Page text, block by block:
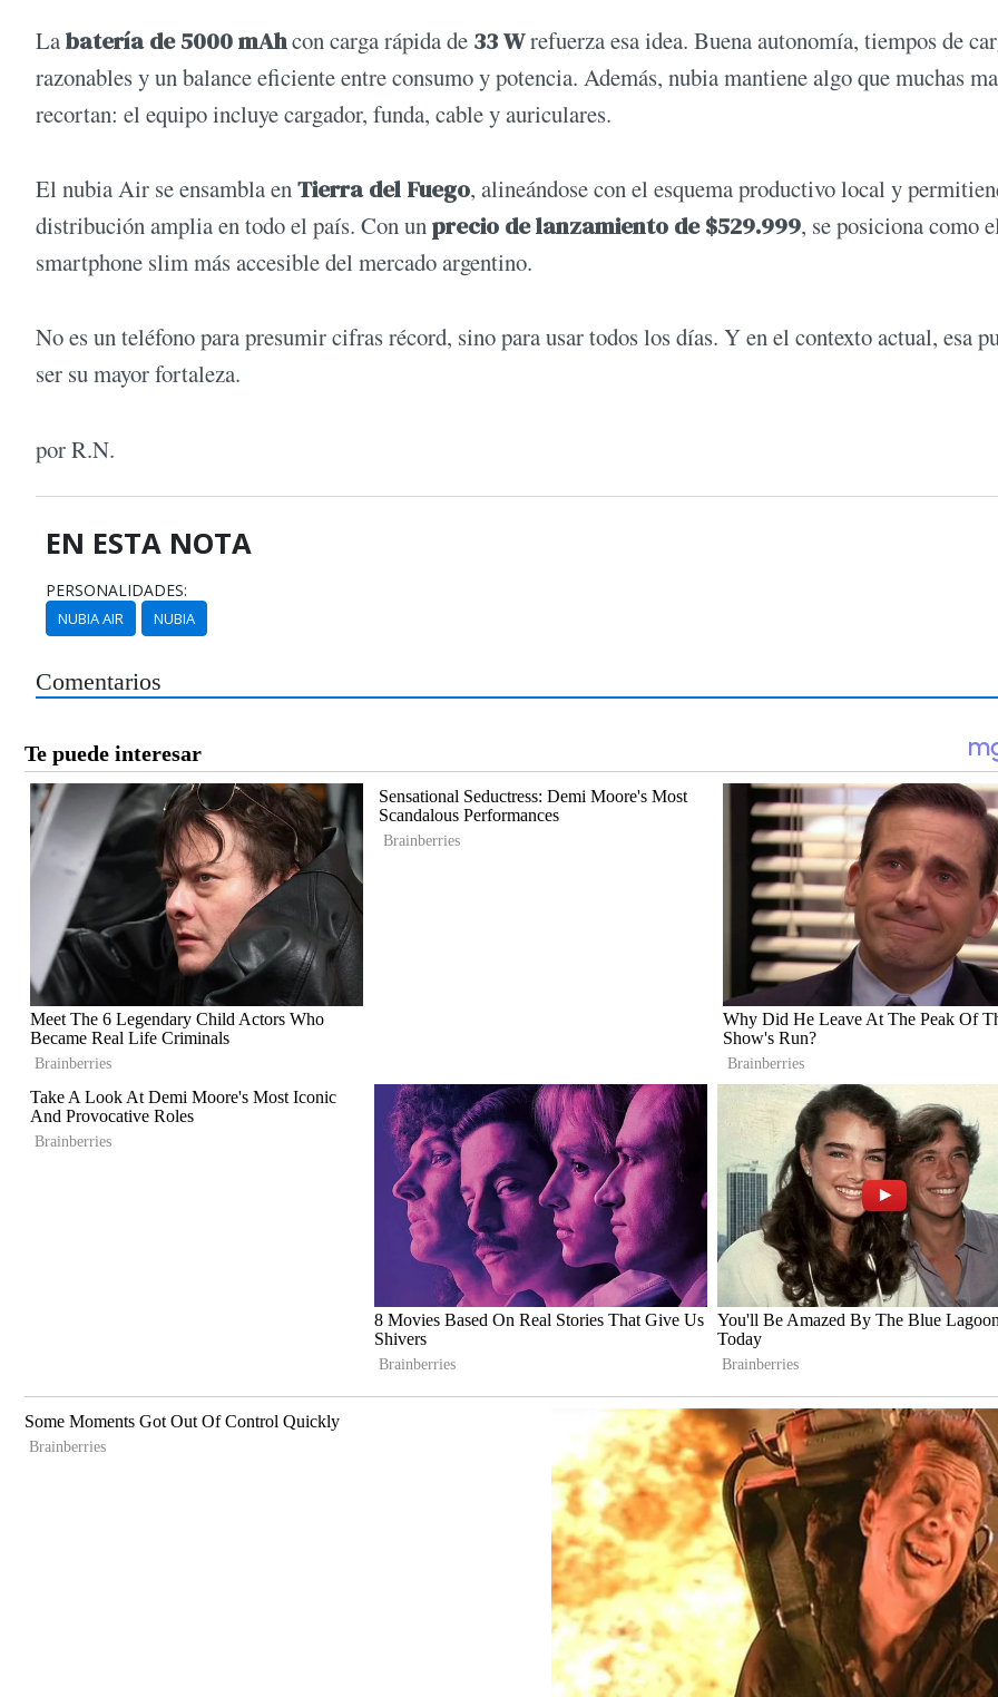
Labatería de 5000 mAhcon carga rápida de 33 Wrefuerza esa idea. Buena autonomía, tiempos de
razonables y un balance eficiente entre consumo y potencia. Además, nubia mantiene algo que muchas
recortan: el equipo incluye cargador, funda, cable y auriculares.
El nubia Air se ensambla enTierra del Fuego, alineándose con el esquema productivo local y
distribución amplia en todo el país. Con unprecio de lanzamiento de $529.999, se posiciona como
smartphone slim más accesible del mercado argentino.
No es un teléfono para presumir cifras récord, sino para usar todos los días. Y en el contexto actual, esa
ser su mayor fortaleza.
por R.N.
EN ESTA NOTA
PERSONALIDADES:
NUBIA AIR NUBIA
Comentarios